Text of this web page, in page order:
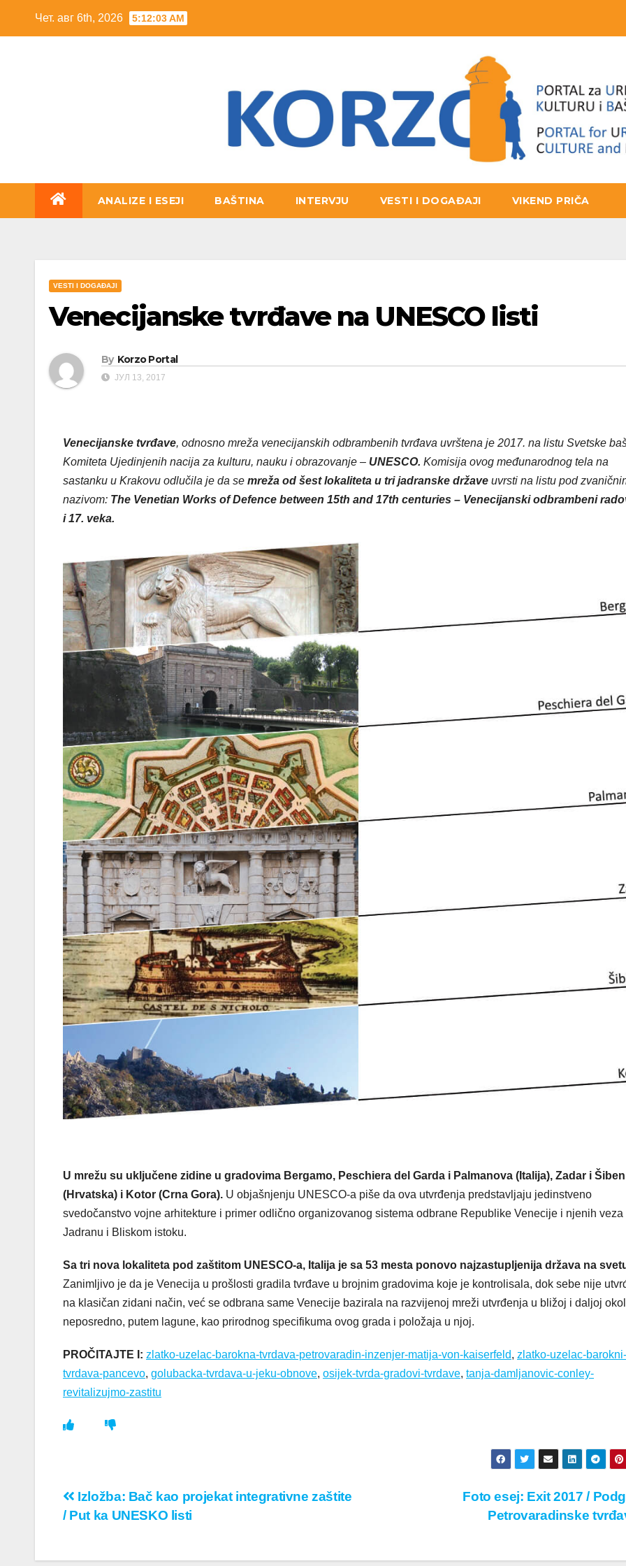
Чет. авг 6th, 2026 5:12:04 AM
ANALIZE I ESEJI BAŠTINA INTERVJU VESTI I DOGAĐAJI VIKEND PRIČA
VESTI I DOGAĐAJI
Venecijanske tvrđave na UNESCO listi
By Korzo Portal
ЈУЛ 13, 2017
Venecijanske tvrđave, odnosno mreža venecijanskih odbrambenih tvrđava uvrštena je 2017. na listu Svetske
Komiteta Ujedinjenih nacija za kulturu, nauku i obrazovanje – UNESCO. Komisija ovog međunarodnog tela na
sastanku u Krakovu odlučila je da se mreža od šest lokaliteta u tri jadranske države uvrsti na listu pod
nazivom: The Venetian Works of Defence between 15th and 17th centuries – Venecijanski odbrambeni
i 17. veka.
U mrežu su uključene zidine u gradovima Bergamo, Peschiera del Garda i Palmanova (Italija), Zadar i
(Hrvatska) i Kotor (Crna Gora). U objašnjenju UNESCO-a piše da ova utvrđenja predstavljaju jedinstveno
svedočanstvo vojne arhitekture i primer odlično organizovanog sistema odbrane Republike Venecije i njenih veza
Jadranu i Bliskom istoku.
Sa tri nova lokaliteta pod zaštitom UNESCO-a, Italija je sa 53 mesta ponovo najzastupljenija država na
Zanimljivo je da je Venecija u prošlosti gradila tvrđave u brojnim gradovima koje je kontrolisala, dok sebe nije
na klasičan zidani način, već se odbrana same Venecije bazirala na razvijenoj mreži utvrđenja u bližoj i daljoj
neposredno, putem lagune, kao prirodnog specifikuma ovog grada i položaja u njoj.
PROČITAJTE I: zlatko-uzelac-barokna-tvrdava-petrovaradin-inzenjer-matija-von-kaiserfeld, zlatko-uzelac-
tvrdava-pancevo, golubacka-tvrdava-u-jeku-obnove, osijek-tvrda-gradovi-tvrdave, tanja-damljanovic-conley-
revitalizujmo-zastitu
Кретање
Foto esej: Exit 2017 /
Petrovaradinske
Izložba: Bač kao projekat integrativne zaštite
/ Put ka UNESKO listi